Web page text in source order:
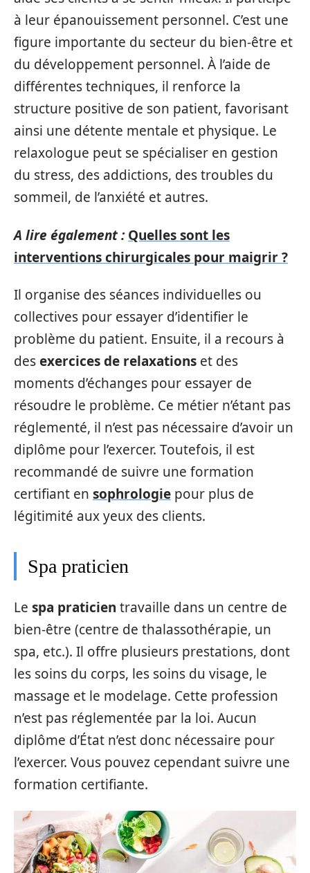
à leur épanouissement personnel. C’est une
figure importante du secteur du bien-être et
du développement personnel. À l’aide de
différentes techniques, il renforce la
structure positive de son patient, favorisant
ainsi une détente mentale et physique. Le
relaxologue peut se spécialiser en gestion
du stress, des addictions, des troubles du
sommeil, de l’anxiété et autres.
A lire également : Quelles sont les
interventions chirurgicales pour maigrir ?
Il organise des séances individuelles ou
collectives pour essayer d’identifier le
problème du patient. Ensuite, il a recours à
desexercices de relaxations et des
moments d’échanges pour essayer de
résoudre le problème. Ce métier n’étant pas
réglementé, il n’est pas nécessaire d’avoir un
diplôme pour l’exercer. Toutefois, il est
recommandé de suivre une formation
certifiant en sophrologie pour plus de
légitimité aux yeux des clients.
Spa praticien
Le spa praticien travaille dans un centre de
bien-être (centre de thalassothérapie, un
spa, etc.). Il offre plusieurs prestations, dont
les soins du corps, les soins du visage, le
massage et le modelage. Cette profession
n’est pas réglementée par la loi. Aucun
diplôme d’État n’est donc nécessaire pour
l’exercer. Vous pouvez cependant suivre une
formation certifiante.